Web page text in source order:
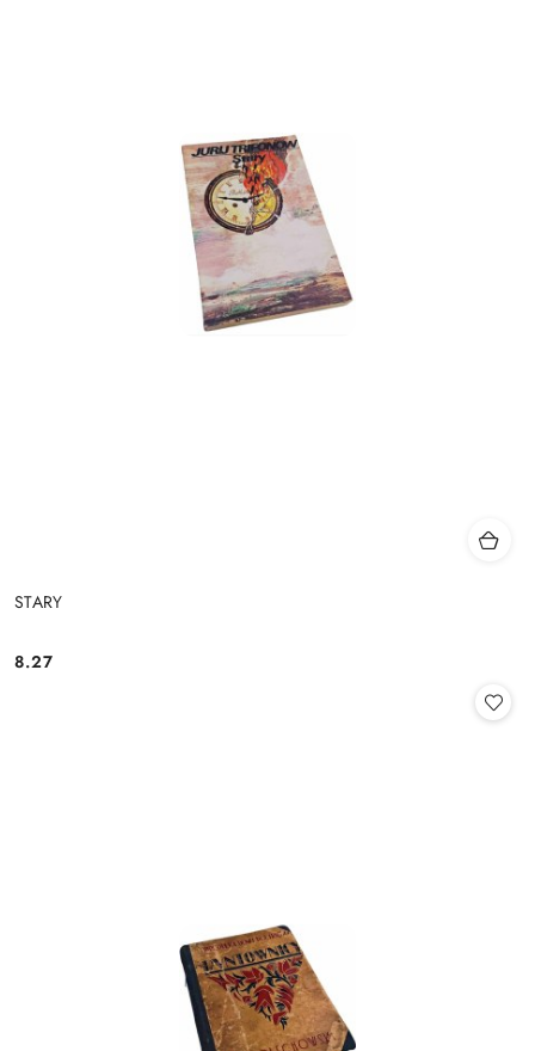
STARY
Cena:
8.27